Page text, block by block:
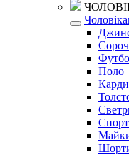
Поло